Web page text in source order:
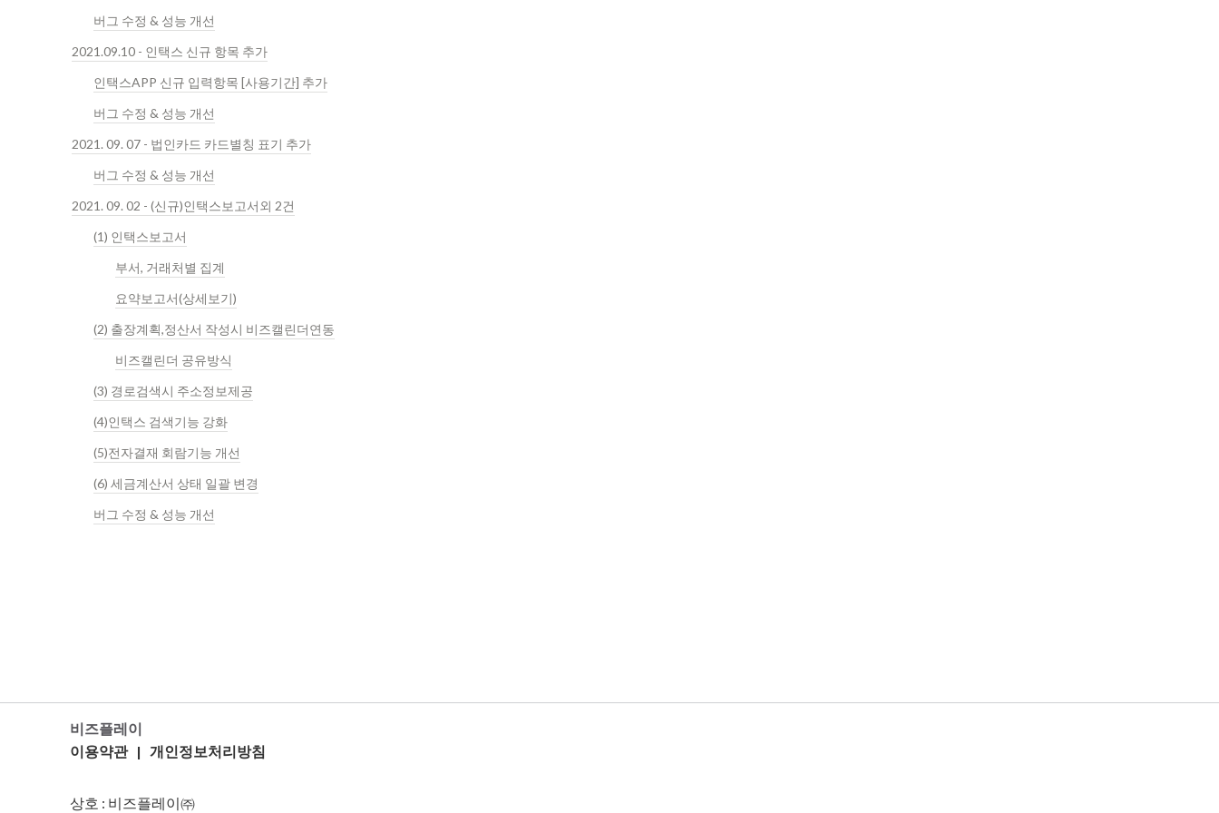
버그 수정 & 성능 개선
2021.09.10 - 인택스 신규 항목 추가
인택스APP 신규 입력항목 [사용기간] 추가
버그 수정 & 성능 개선
2021. 09. 07 - 법인카드 카드별칭 표기 추가
버그 수정 & 성능 개선
2021. 09. 02 - (신규)인택스보고서외 2건
(1) 인택스보고서
부서, 거래처별 집계
요약보고서(상세보기)
(2) 출장계획,정산서 작성시 비즈캘린더연동
비즈캘린더 공유방식
(3) 경로검색시 주소정보제공
(4)인택스 검색기능 강화
(5)전자결재 회람기능 개선
(6) 세금계산서 상태 일괄 변경
버그 수정 & 성능 개선
비즈플레이
이용약관| 개인정보처리방침
상호 : 비즈플레이㈜